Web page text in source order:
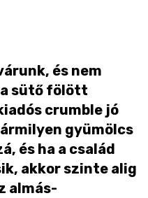
és nem
sütő fölött
crumble jó
gyümölcs
és ha a család
akkor szinte alig
almás-